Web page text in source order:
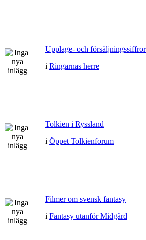
Upplage- och försäljningssiffror
i Ringarnas herre
Tolkien i Ryssland
i Öppet Tolkienforum
Filmer om svensk fantasy
i Fantasy utanför Midgård